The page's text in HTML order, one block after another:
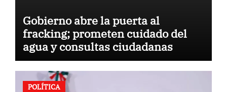
Gobierno abre la puerta al
fracking; prometen cuidado del
agua y consultas ciudadanas
POLÍTICA